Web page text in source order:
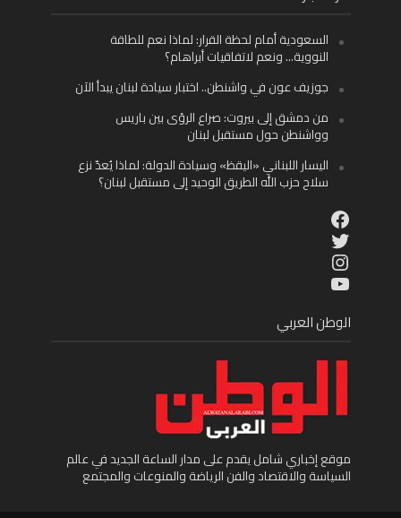
السعودية أمام لحظة القرار: لماذا نعم للطاقة
النووية… ونعم لاتفاقيات أبراهام؟
جوزيف عون في واشنطن.. اختبار سيادة لبنان يبدأ الآن
من دمشق إلى بيروت: صراع الرؤى بين باريس
وواشنطن حول مستقبل لبنان
اليسار اللبناني «اليقظ» وسيادة الدولة: لماذا يُعدّ نزع
سلاح حزب الله الطريق الوحيد إلى مستقبل لبنان؟
Facebook
Twitter
Instagram
YouTube
الوطن العربي
موقع إخباري شامل يقدم على مدار الساعة الجديد في عالم
السياسة والاقتصاد والفن الرياضة والمنوعات والمجتمع